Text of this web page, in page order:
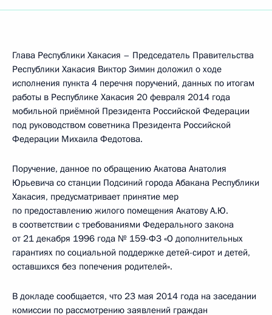
Глава Республики Хакасия – Председатель Правительства
Республики Хакасия Виктор Зимин доложил о ходе
исполнения пункта 4 перечня поручений, данных по итогам
работы в Республике Хакасия 20 февраля 2014 года
мобильной приёмной Президента Российской Федерации
под руководством советника Президента Российской
Федерации Михаила Федотова.
Поручение, данное по обращению Акатова Анатолия
Юрьевича со станции Подсиний города Абакана Республики
Хакасия, предусматривает принятие мер
по предоставлению жилого помещения Акатову А.Ю.
в соответствии с требованиями Федерального закона
от 21 декабря 1996 года № 159-ФЗ «О дополнительных
гарантиях по социальной поддержке детей-сирот и детей,
оставшихся без попечения родителей».
В докладе сообщается, что 23 мая 2014 года на заседании
комиссии по рассмотрению заявлений граждан